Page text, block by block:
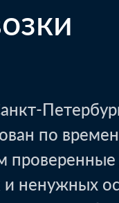
по
и ненужных